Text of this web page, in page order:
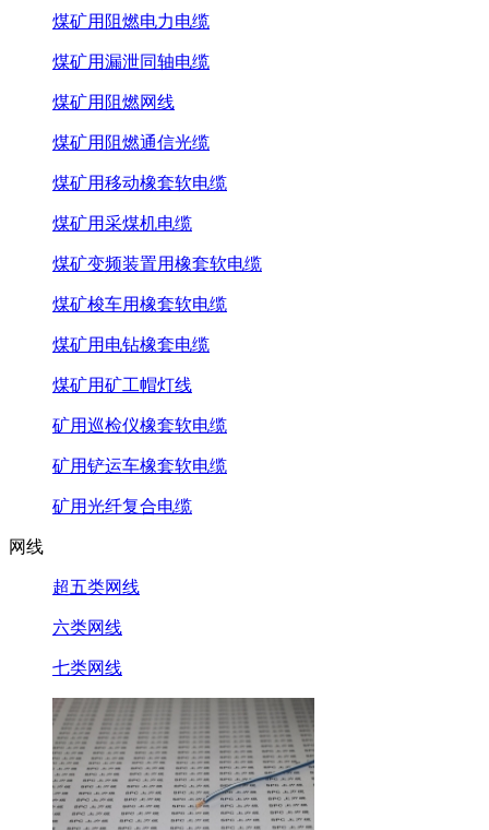
煤矿用阻燃电力电缆
煤矿用漏泄同轴电缆
煤矿用阻燃网线
煤矿用阻燃通信光缆
煤矿用移动橡套软电缆
煤矿用采煤机电缆
煤矿变频装置用橡套软电缆
煤矿梭车用橡套软电缆
煤矿用电钻橡套电缆
煤矿用矿工帽灯线
矿用巡检仪橡套软电缆
矿用铲运车橡套软电缆
矿用光纤复合电缆
网线
超五类网线
六类网线
七类网线